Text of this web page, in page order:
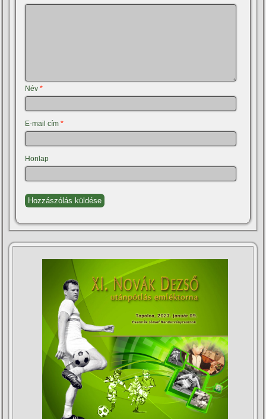
Név*
E-mail cím*
Honlap